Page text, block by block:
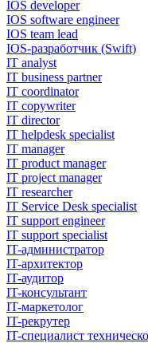
IOS developer
IOS software engineer
IOS team lead
IOS-разработчик (Swift)
IT analyst
IT business partner
IT coordinator
IT copywriter
IT director
IT helpdesk specialist
IT manager
IT product manager
IT project manager
IT researcher
IT Service Desk specialist
IT support engineer
IT support specialist
IT-администратор
IT-архитектор
IT-аудитор
IT-консультант
IT-маркетолог
IT-рекрутер
IT-специалист